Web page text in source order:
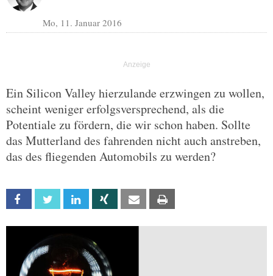
Mo, 11. Januar 2016
Ein Silicon Valley hierzulande erzwingen zu wollen,
scheint weniger erfolgsversprechend, als die
Potentiale zu fördern, die wir schon haben. Sollte
das Mutterland des fahrenden nicht auch anstreben,
das des fliegenden Automobils zu werden?
Facebook Twitter Linkedin Xing Email